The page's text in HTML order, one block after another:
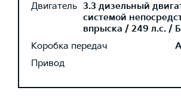
Двигатель 3.3 дизельный
системой
впрыска / 249 л.с. /
Коробка передач
Привод